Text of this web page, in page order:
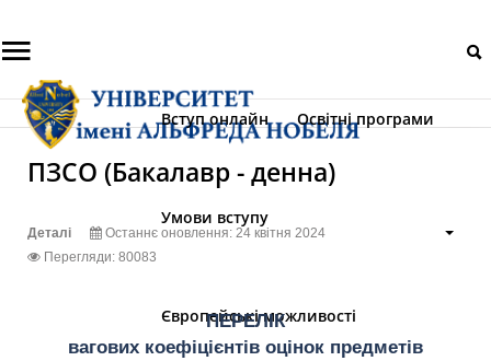
Вступ
онлайн
Освітні
Умови
вступу
Вступ онлайн Освітні програми
Умови вступу
Європейські можливості
Пошукна сайті
ПЗСО (Бакалавр - денна)
Деталі
Останнє оновлення: 24 квітня 2024
Перегляди: 80083
ПЕРЕЛІК
вагових коефіцієнтів оцінок предметів